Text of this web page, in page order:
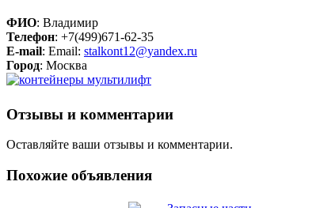
ФИО: Владимир
Телефон: +7(499)671-62-35
E-mail: Email: stalkont12@yandex.ru
Город: Москва
Отзывы и комментарии
Оставляйте ваши отзывы и комментарии.
Похожие объявления